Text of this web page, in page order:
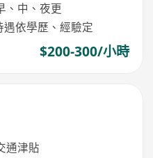
、中、夜更
依學歷、經驗定
$200-300/小時
通津貼